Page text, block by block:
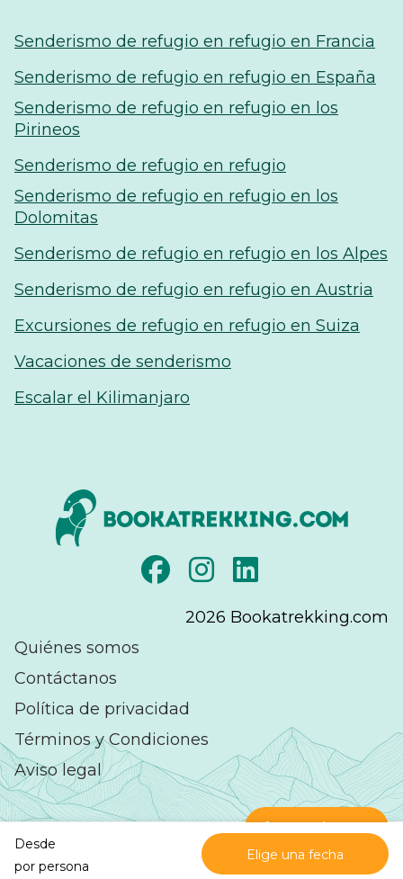
Desde
por persona
Elige una fecha
Senderismo de refugio en refugio en Francia
Senderismo de refugio en refugio en España
Senderismo de refugio en refugio en los
Pirineos
Senderismo de refugio en refugio
Senderismo de refugio en refugio en los
Dolomitas
Senderismo de refugio en refugio en los Alpes
Senderismo de refugio en refugio en Austria
Excursiones de refugio en refugio en Suiza
Vacaciones de senderismo
Escalar el Kilimanjaro
2026 Bookatrekking.com
Quiénes somos
Contáctanos
Política de privacidad
Términos y Condiciones
Aviso legal
Excelente en
Contáctanos